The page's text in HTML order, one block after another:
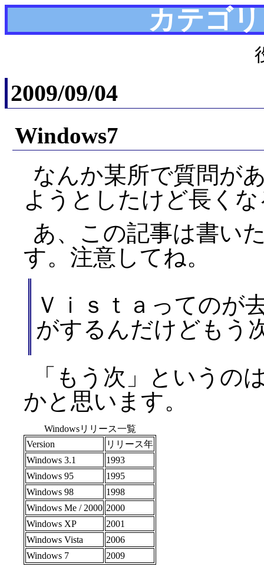
カテゴ
2009/09/04
Windows7
なんか某所で質問が
ようとしたけど長く
あ、この記事は書い
す。注意してね。
Ｖｉｓｔａってのが
がするんだけどもう
「もう次」というの
かと思います。
Windowsリリース一覧
Version
リリース年
Windows 3.1
1993
Windows 95
1995
Windows 98
1998
Windows Me / 2000 2000
Windows XP
2001
Windows Vista
2006
Windows 7
2009